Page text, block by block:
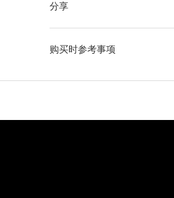
分享
购买时参考事项